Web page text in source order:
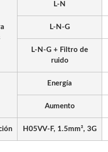
L-N
L-N-G
L-N-G + Filtro de
ruido
Energía
Aumento
H05VV-F, 1.5mm², 3G